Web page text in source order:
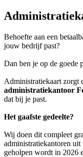
Behoefte aan een
jouw bedrijf past?
Dan ben je op de goede
Administratiekaart zorgt
administratiekantoor
dat bij je past.
Het gaafste gedeelte?
Wij doen dit compleet
administratiekantoren uit
geholpen wordt in 2026